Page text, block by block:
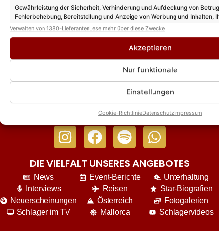
Gewährleistung der Sicherheit, Verhinderung und Aufdeckung von
Fehlerbehebung, Bereitstellung und Anzeige von Werbung und Inhalten,
Entscheidungen zum Datenschutz speichern und übermitteln.
Verwalten von 1380-LieferantenLese mehr über diese Zwecke
Akzeptieren
Nur funktionale
Einstellungen
Cookie-RichtlinieDatenschutzImpressum
jetzt wieder aufleben
Stefan Mross enthüllt: Freundin Eva
Luginger und SIE sind bei allen Terminen
seiner Tour 2027 dabei!
DIE VIELFALT UNSERES ANGEBOTES
News
Interviews
Neuerscheinungen
Schlager im TV
Event-Berichte
Reisen
Österreich
Mallorca
Unterhaltung
Star-Biografien
Fotogalerien
Schlagervideos